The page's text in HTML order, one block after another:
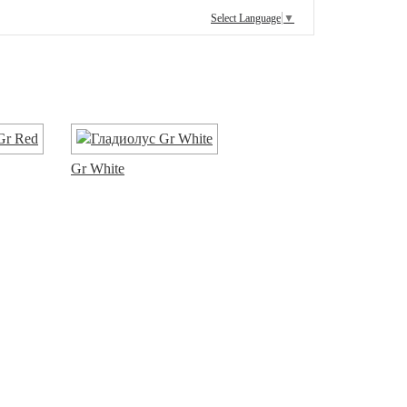
Select Language ▼
Gr White